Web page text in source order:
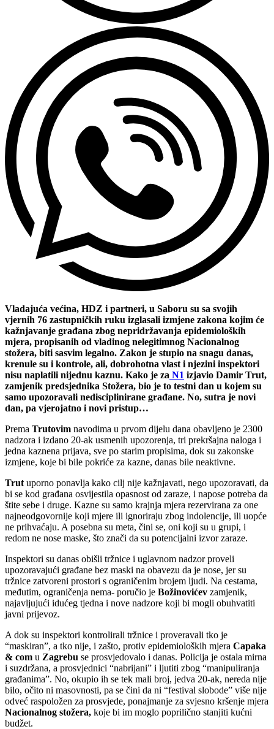
Vladajuća većina, HDZ i partneri, u Saboru su sa svojih
vjernih 76 zastupničkih ruku izglasali izmjene zakona kojim će
kažnjavanje građana zbog nepridržavanja epidemioloških
mjera, propisanih od vladinog nelegitimnog Nacionalnog
stožera, biti sasvim legalno. Zakon je stupio na snagu danas,
krenule su i kontrole, ali, dobrohotna vlast i njezini inspektori
nisu naplatili nijednu kaznu. Kako je za N1 izjavio Damir Trut,
zamjenik predsjednika Stožera, bio je to testni dan u kojem su
samo upozoravali nedisciplinirane građane. No, sutra je novi
dan, pa vjerojatno i novi pristup…
Prema Trutovim navodima u prvom dijelu dana obavljeno je 2300
nadzora i izdano 20-ak usmenih upozorenja, tri prekršajna naloga i
jedna kaznena prijava, sve po starim propisima, dok su zakonske
izmjene, koje bi bile pokriće za kazne, danas bile neaktivne.
Trut uporno ponavlja kako cilj nije kažnjavati, nego upozoravati, da
bi se kod građana osvijestila opasnost od zaraze, i napose potreba da
štite sebe i druge. Kazne su samo krajnja mjera rezervirana za one
najneodgovornije koji mjere ili ignoriraju zbog indolencije, ili uopće
ne prihvaćaju. A posebna su meta, čini se, oni koji su u grupi, i
redom ne nose maske, što znači da su potencijalni izvor zaraze.
Inspektori su danas obišli tržnice i uglavnom nadzor proveli
upozoravajući građane bez maski na obavezu da je nose, jer su
tržnice zatvoreni prostori s ograničenim brojem ljudi. Na cestama,
međutim, ograničenja nema- poručio je Božinovićev zamjenik,
najavljujući idućeg tjedna i nove nadzore koji bi mogli obuhvatiti
javni prijevoz.
A dok su inspektori kontrolirali tržnice i proveravali tko je
“maskiran”, a tko nije, i zašto, protiv epidemioloških mjera Capaka
& com u Zagrebu se prosvjedovalo i danas. Policija je ostala mirna
i suzdržana, a prosvjednici “nabrijani” i ljutiti zbog “manipuliranja
građanima”. No, okupio ih se tek mali broj, jedva 20-ak, nereda nije
bilo, očito ni masovnosti, pa se čini da ni “festival slobode” više nije
odveć raspoložen za prosvjede, ponajmanje za svjesno kršenje mjera
Nacionalnog stožera, koje bi im moglo poprilično stanjiti kućni
budžet.